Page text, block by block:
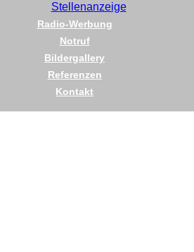
Stellenanzeige
Radio-Werbung
Notruf
Bildergallery
Referenzen
Kontakt